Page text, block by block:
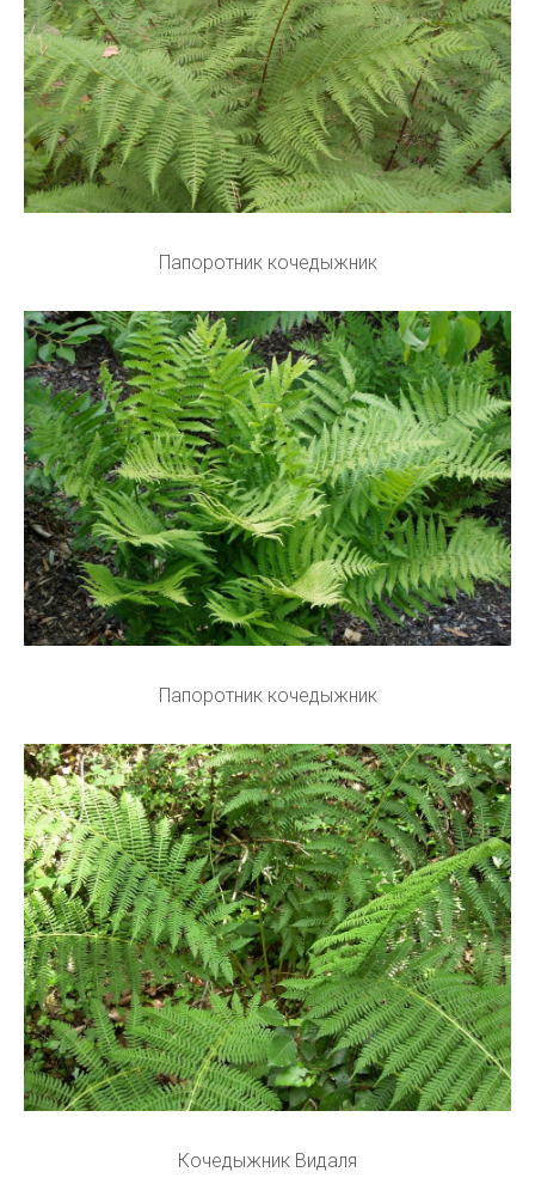
Папоротник кочедыжник
Папоротник кочедыжник
Кочедыжник Видаля